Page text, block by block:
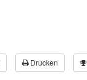
Drucken